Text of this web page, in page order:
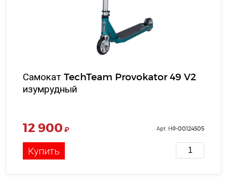
Самокат TechTeam Provokator 49 V2
изумрудный
12 900 ₽ Арт. НФ-00124505
Купить